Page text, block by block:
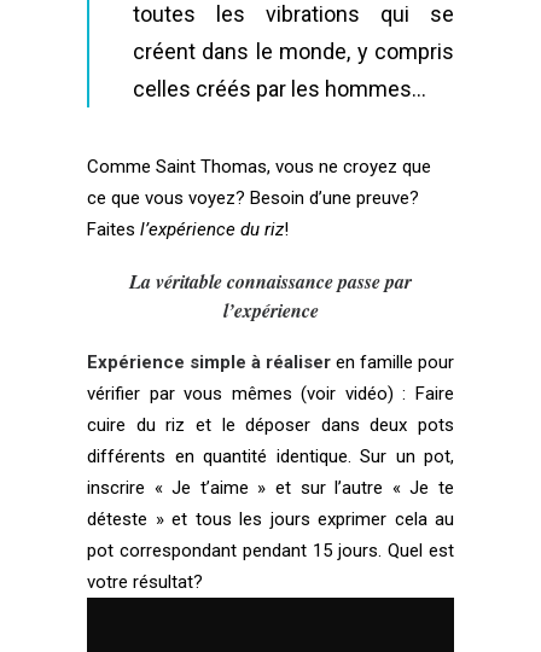
toutes les vibrations qui se
créent dans le monde, y compris
celles créés par les hommes…
Comme Saint Thomas, vous ne croyez que
ce que vous voyez? Besoin d’une preuve?
Faites l’expérience du riz!
La véritable connaissance passe par
l’expérience
Expérience simple à réaliser en famille pour
vérifier par vous mêmes (voir vidéo) : Faire
cuire du riz et le déposer dans deux pots
différents en quantité identique. Sur un pot,
inscrire « Je t’aime » et sur l’autre « Je te
déteste » et tous les jours exprimer cela au
pot correspondant pendant 15 jours. Quel est
votre résultat?